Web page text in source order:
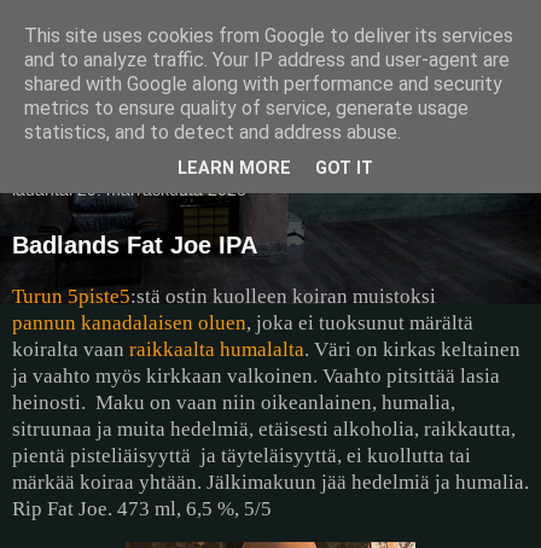
Pullollinen
lauantai 29. marraskuuta 2025
Badlands Fat Joe IPA
Turun 5piste5:stä ostin kuolleen koiran muistoksi
pannun kanadalaisen oluen, joka ei tuoksunut märältä
koiralta vaan raikkaalta humalalta. Väri on kirkas keltainen
ja vaahto myös kirkkaan valkoinen. Vaahto pitsittää lasia
heinosti. Maku on vaan niin oikeanlainen, humalia,
sitruunaa ja muita hedelmiä, etäisesti alkoholia, raikkautta,
pientä pisteliäisyyttä ja täyteläisyyttä, ei kuollutta tai
märkää koiraa yhtään. Jälkimakuun jää hedelmiä ja humalia.
Rip Fat Joe. 473 ml, 6,5 %, 5/5
This site uses cookies from Google to deliver its services
and to analyze traffic. Your IP address and user-agent are
shared with Google along with performance and security
metrics to ensure quality of service, generate usage
statistics, and to detect and address abuse.
LEARN MORE GOT IT